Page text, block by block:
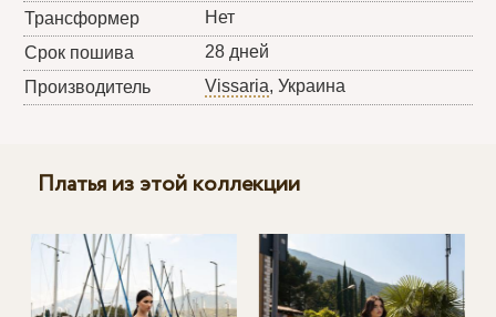
Трансформер
Нет
Срок пошива
28 дней
Производитель
Vissaria, Украина
Платья из этой коллекции